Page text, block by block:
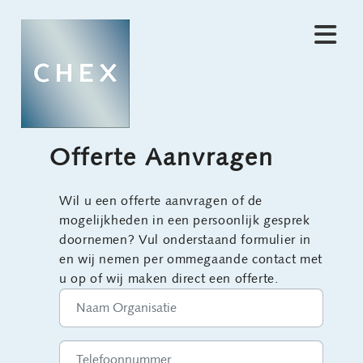
Offerte Aanvragen
Wil u een offerte aanvragen of de
mogelijkheden in een persoonlijk gesprek
doornemen? Vul onderstaand formulier in
en wij nemen per ommegaande contact met
u op of wij maken direct een offerte.